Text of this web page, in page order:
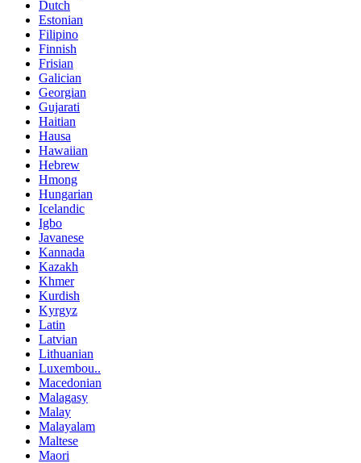
Dutch
Estonian
Filipino
Finnish
Frisian
Galician
Georgian
Gujarati
Haitian
Hausa
Hawaiian
Hebrew
Hmong
Hungarian
Icelandic
Igbo
Javanese
Kannada
Kazakh
Khmer
Kurdish
Kyrgyz
Latin
Latvian
Lithuanian
Luxembou..
Macedonian
Malagasy
Malay
Malayalam
Maltese
Maori